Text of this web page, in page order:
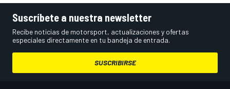
Suscríbete a nuestra newsletter
Recibe noticias de motorsport, actualizaciones y ofertas
especiales directamente en tu bandeja de entrada.
SUSCRIBIRSE